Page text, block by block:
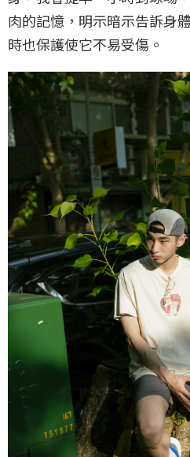
肉的記憶，明示暗示告訴身
時也保護使它不易受傷。